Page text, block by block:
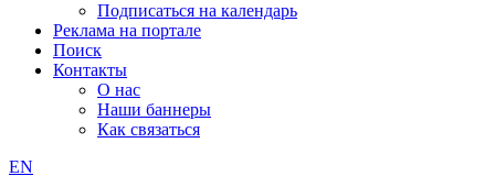
Подписаться на календарь
Реклама на портале
Поиск
Контакты
О нас
Наши баннеры
Как связаться
EN